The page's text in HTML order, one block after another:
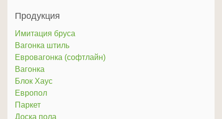
Продукция
Имитация бруса
Вагонка штиль
Евровагонка (софтлайн)
Вагонка
Блок Хаус
Европол
Паркет
Доска пола